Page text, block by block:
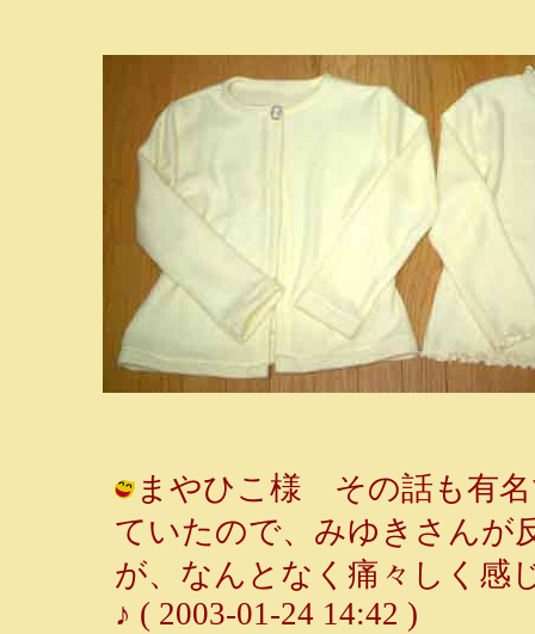
まやひこ様 その話も有名
ていたので、みゆきさんが
が、なんとなく痛々しく感
♪ ( 2003-01-24 14:42 )